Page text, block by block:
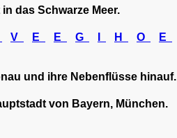
das Schwarze Meer.
V E E G H O E
und ihre Nebenflüsse hinauf.
von Bayern, München.